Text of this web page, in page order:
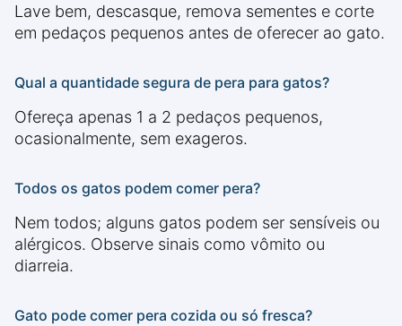
Lave bem, descasque, remova sementes e corte
em pedaços pequenos antes de oferecer ao gato.
Qual a quantidade segura de pera para gatos?
Ofereça apenas 1 a 2 pedaços pequenos,
ocasionalmente, sem exageros.
Todos os gatos podem comer pera?
Nem todos; alguns gatos podem ser sensíveis ou
alérgicos. Observe sinais como vômito ou
diarreia.
Gato pode comer pera cozida ou só fresca?